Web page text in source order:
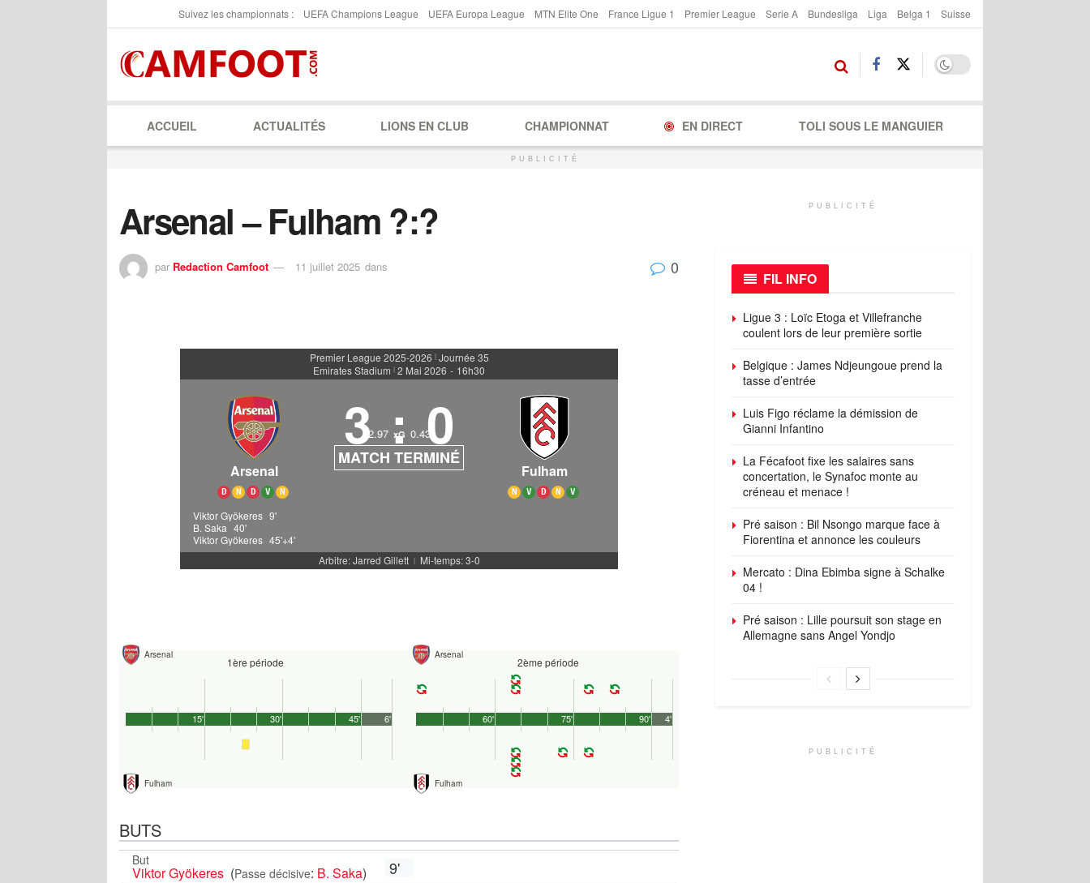
Suivez les championnats : UEFA Champions League UEFA Europa League MTN Elite One France Ligue 1 Premier League Serie A Bundesliga Liga Belga 1 Suisse
ACCUEIL ACTUALITÉS LIONS EN CLUB CHAMPIONNAT EN DIRECT TOLI SOUS LE MANGUIER
PUBLICITÉ
Arsenal – Fulham ?:?
par Redaction Camfoot 11 juillet 2025 dans 0
Premier League 2025-2026 | Journée 35
Emirates Stadium | 2 Mai 2026 - 16h30
Arsenal
D N D V N
3 : 0
2.97 xG 0.43
MATCH TERMINÉ
Fulham
N V D N V
Viktor Gyökeres 9'
B. Saka 40'
Viktor Gyökeres 45'+4'
Arbitre: Jarred Gillett | Mi-temps: 3-0
Arsenal
1ère période
Fulham
45'
15' 30' 6'
Arsenal
2ème période
Fulham
90'
60' 75' 4'
BUTS
But
Viktor Gyökeres (Passe décisive: B. Saka) 9'
PUBLICITÉ
FIL INFO
Ligue 3 : Loïc Etoga et Villefranche
coulent lors de leur première sortie
Belgique : James Ndjeungoue prend la
tasse d’entrée
Luis Figo réclame la démission de
Gianni Infantino
La Fécafoot fixe les salaires sans
concertation, le Synafoc monte au
créneau et menace !
Pré saison : Bil Nsongo marque face à
Fiorentina et annonce les couleurs
Mercato : Dina Ebimba signe à Schalke
04 !
Pré saison : Lille poursuit son stage en
Allemagne sans Angel Yondjo
PUBLICITÉ